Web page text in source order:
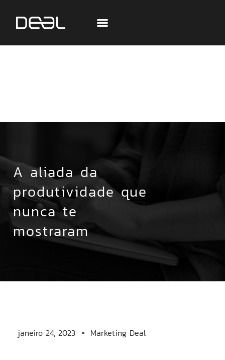
A aliada da
produtividade que
nunca te
mostraram
janeiro 24, 2023 Marketing Deal